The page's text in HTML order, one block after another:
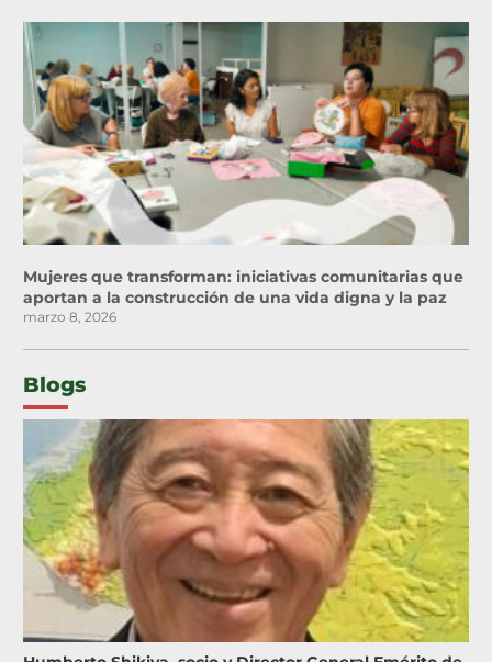
Mujeres que transforman: iniciativas comunitarias que
aportan a la construcción de una vida digna y la paz
marzo 8, 2026
Blogs